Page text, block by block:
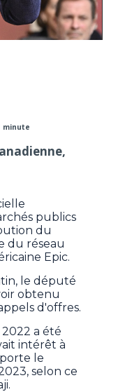
minute
publics
du
du réseau
Epic.
le député
obtenu
d'offres.
a été
intérêt à
le
selon ce